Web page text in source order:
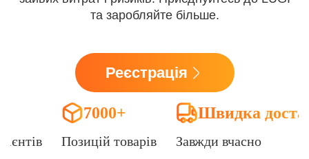
та заробляйте більше.
Реєстрація
7000+
Позицій товарів
Швидка
Завжди вчасно